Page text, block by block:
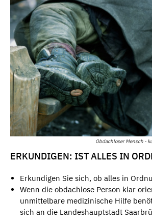
Obdachloser Mensch -
ERKUNDIGEN: IST ALLES IN
Erkundigen Sie sich, ob alles in
Wenn die obdachlose Person klar
unmittelbare medizinische Hilfe
sich an die Landeshauptstadt